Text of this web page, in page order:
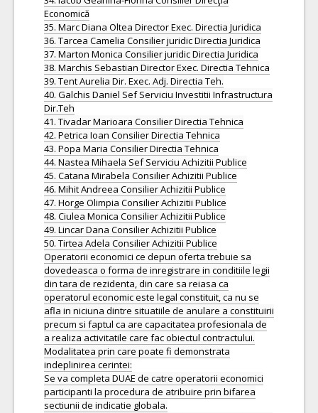
Economică
35. Marc Diana Oltea Director Exec. Directia Juridica
36. Tarcea Camelia Consilier juridic Directia Juridica
37. Marton Monica Consilier juridic Directia Juridica
38. Marchis Sebastian Director Exec. Directia Tehnica
39. Tent Aurelia Dir. Exec. Adj. Directia Teh.
40. Galchis Daniel Sef Serviciu Investitii Infrastructura
Dir.Teh
41. Tivadar Marioara Consilier Directia Tehnica
42. Petrica Ioan Consilier Directia Tehnica
43. Popa Maria Consilier Directia Tehnica
44. Nastea Mihaela Sef Serviciu Achizitii Publice
45. Catana Mirabela Consilier Achizitii Publice
46. Mihit Andreea Consilier Achizitii Publice
47. Horge Olimpia Consilier Achizitii Publice
48. Ciulea Monica Consilier Achizitii Publice
49. Lincar Dana Consilier Achizitii Publice
50. Tirtea Adela Consilier Achizitii Publice
Operatorii economici ce depun oferta trebuie sa
dovedeasca o forma de inregistrare in conditiile legii
din tara de rezidenta, din care sa reiasa ca
operatorul economic este legal constituit, ca nu se
afla in niciuna dintre situatiile de anulare a constituirii
precum si faptul ca are capacitatea profesionala de
a realiza activitatile care fac obiectul contractului.
Modalitatea prin care poate fi demonstrata
indeplinirea cerintei:
Se va completa DUAE de catre operatorii economici
participanti la procedura de atribuire prin bifarea
sectiunii de indicatie globala.